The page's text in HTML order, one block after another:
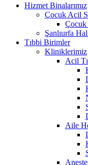
Hizmet Binalarımız
Çocuk Acil
Çocuk
Şanlıurfa
Tıbbi Birimler
Kliniklerimiz
Acil
Aile